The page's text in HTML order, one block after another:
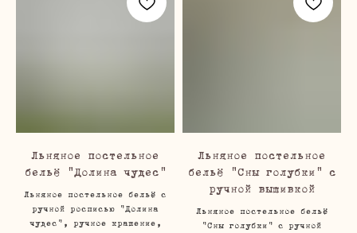
Льняное постельное
бельё "Долина чудес"
Льняное постельное бельё с
ручной росписью "Долина
чудес", ручное крашение,
Льняное постельное
бельё "Сны голубки" с
ручной вышивкой
Льняное постельное бельё
"Сны голубки" с ручной